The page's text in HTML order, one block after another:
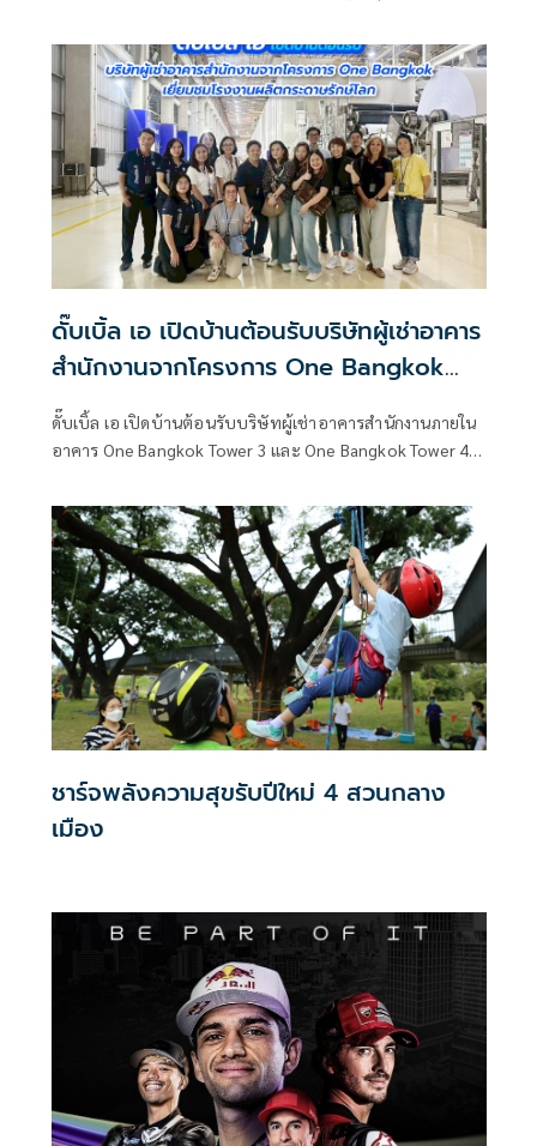
ของกองบัญชาการตำรวจนครบาล
ดั๊บเบิ้ล เอ เปิดบ้านต้อนรับบริษัทผู้เช่าอาคาร
สำนักงานจากโครงการ One Bangkok
เยี่ยมชมโรงงานผลิตกระดาษรักษ์โลก
พร้อมปลูกต้นกระดาษเพื่อทุนการศึกษา สาน
ดั๊บเบิ้ล เอ เปิดบ้านต้อนรับบริษัทผู้เช่าอาคารสำนักงานภายใน
อาคาร One Bangkok Tower 3 และ One Bangkok Tower 4
จังหวัดปราจีนบุรี ซึ่งได้รับการรับรองอุตสาหกรรมสีเขียว
(Green Industry) จากกรมโรงงานอุตสาหกรรม กระทรวง
อุตสาหกรรม ที่มีการบริหารจัดการด้านสิ่งแวดล้อมอย่างต่อ
เนื่อง
ชาร์จพลังความสุขรับปีใหม่ 4 สวนกลาง
เมือง